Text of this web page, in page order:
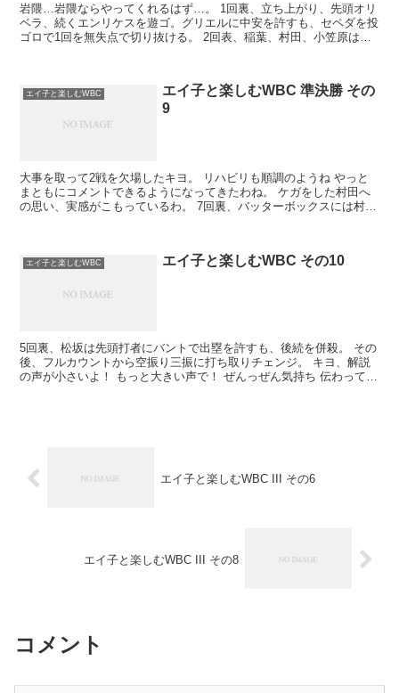
岩隈…岩隈ならやってくれるはず…。 1回裏、立ち上がり、先頭オリ
ベラ、続くエンリケスを遊ゴ。グリエルに中安を許すも、セペダを投
ゴロで1回を無失点で切り抜ける。 2回表、稲葉、村田、小笠原は三
エイ子と楽しむWBC
エイ子と楽しむWBC 準決勝 その
9
大事を取って2戦を欠場したキヨ。 リハビリも順調のようね やっと
まともにコメントできるようになってきたわね。 ケガをした村田へ
の思い、実感がこもっているわ。 7回裏、バッターボックスには村田
エイ子と楽しむWBC エイ子と楽しむWBC その10
5回裏、松坂は先頭打者にバントで出塁を許すも、後続を併殺。 その
後、フルカウントから空振り三振に打ち取りチェンジ。 キヨ、解説
の声が小さいよ！ もっと大きい声で！ ぜんっぜん気持ち 伝わってこ
エイ子と楽しむWBC III その6
エイ子と楽しむWBC III その8
コメント